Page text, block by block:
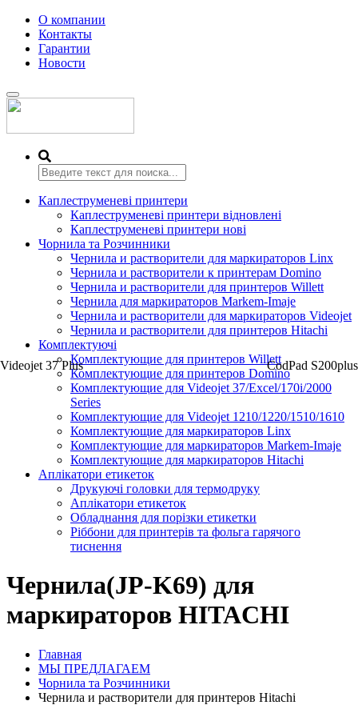
О компании
Контакты
Гарантии
Новости
Переключить
навигацию
Каплеструменеві принтери
Каплеструменеві принтери відновлені
Каплеструменеві принтери нові
Чорнила та Розчинники
Чернила и растворители для маркираторов Linx
Чернила и растворители к принтерам Domino
Чернила и растворители для принтеров Willett
Чернила для маркираторов Markem-Imaje
Чернила и растворители для маркираторов Videojet
Чернила и растворители для принтеров Hitachi
Комплектуючі
Комплектующие для принтеров Willett
Комплектующие для принтеров Domino
Комплектующие для Videojet 37/Excel/170i/2000
Series
Комплектующие для Videojet 1210/1220/1510/1610
Комплектующие для маркираторов Linx
Комплектующие для маркираторов Markem-Imaje
Комплектующие для маркираторов Hitachi
Аплікатори етикеток
Друкуючі головки для термодруку
Аплікатори етикеток
Обладнання для порізки етикетки
Ріббони для принтерів та фольга гарячого
тиснення
Чернила(JP-K69) для
маркираторов HITACHI
Главная
МЫ ПРЕДЛАГАЕМ
Чорнила та Розчинники
Чернила и растворители для принтеров Hitachi
Videojet 37 Plus CodPad S200plus